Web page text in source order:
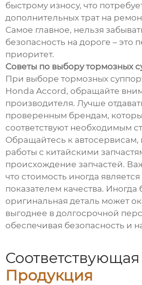
быстрому износу, что
дополнительных трат на
Самое главное, нельзя
безопасность на дороге – это
приоритет.
Советы по выбору тормозных
При выборе тормозных
Honda Accord, обращайте
производителя. Лучше
проверенным брендам,
соответствуют необходимым
Обращайтесь к
работы с китайскими
происхождение запчастей.
что стоимость иногда
показателем качества. Иногда
оригинальная деталь может
выгоднее в долгосрочной
обеспечивая безопасность и
Соответствующая
Продукция